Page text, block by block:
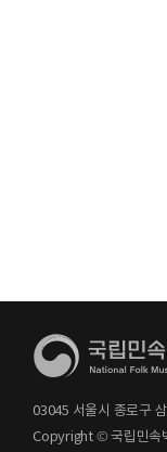
03045 서울시 종로구
Copyright © 국립민속